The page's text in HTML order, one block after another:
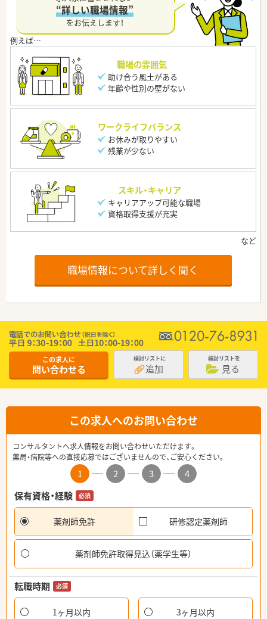
“詳しい職場情報”
をお伝えします！
職場の雰囲気
助け合う風土がある
年齢や性別の壁がない
ワークライフバランス
お休みが取りやすい
残業が少ない
スキル・キャリア
キャリアアップ可能な職場
資格取得支援が充実
職場情報について詳しく聞く
この求人に
問い合わせる
検討リストに
追加
検討リストを
見る
この求人へのお問い合わせ
コンサルタントへ求人情報をお問い合わせいただけます。
薬局・病院等への直接応募ではございませんので、ご安心ください。
1 2 3
4
保有資格・経験
必須
薬剤師免許 研修認定薬剤師
薬剤師免許取得見込（薬学生等）
転職時期 必須
1ヶ月以内 3ヶ月以内